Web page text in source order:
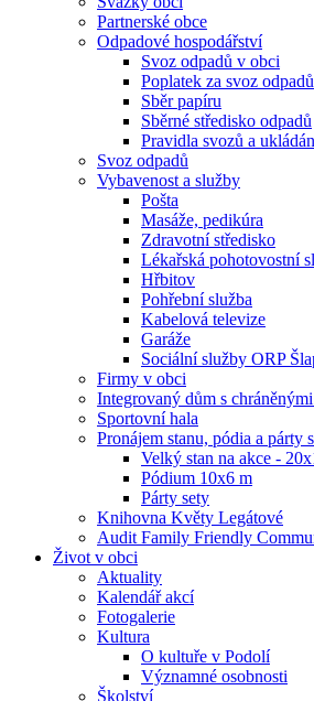
Partnerské obce
Odpadové hospodářství
Svoz odpadů v obci
Poplatek za svoz odpadů
Sběr papíru
Sběrné středisko odpadů
Pravidla svozů a
Svoz odpadů
Vybavenost a služby
Pošta
Masáže, pedikúra
Zdravotní středisko
Lékařská pohotovostní
Hřbitov
Pohřební služba
Kabelová televize
Garáže
Sociální služby ORP
Firmy v obci
Integrovaný dům s
Sportovní hala
Pronájem stanu, pódia a párty
Velký stan na akce -
Pódium 10x6 m
Párty sety
Knihovna Květy Legátové
Audit Family Friendly
Život v obci
Aktuality
Kalendář akcí
Fotogalerie
Kultura
O kultuře v Podolí
Významné osobnosti
Školství